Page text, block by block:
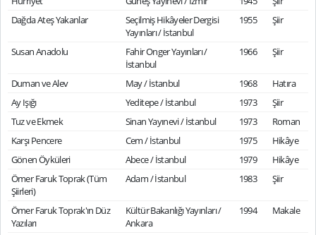
Dağda Ateş Yakanlar
Seçilmiş Hikâyeler Dergisi
Yayınları / İstanbul
1955 Şiir
Susan Anadolu
Fahir Onger Yayınları /
İstanbul
1966 Şiir
Duman ve Alev May / İstanbul 1968
Hatıra
Ay Işığı
Yeditepe / İstanbul 1973
Şiir
Tuz ve Ekmek
Sinan Yayınevi / İstanbul 1973
Roman
Karşı Pencere
Cem / İstanbul 1975
Hikâye
Gönen Öyküleri
Abece / İstanbul 1979
Hikâye
Ömer Faruk Toprak (Tüm
Şiirleri)
Adam / İstanbul 1983 Şiir
Ömer Faruk Toprak'ın Düz
Yazıları
Kültür Bakanlığı Yayınları /
Ankara
1994 Makale